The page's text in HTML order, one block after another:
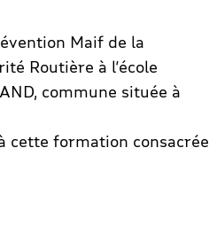
Maif de la
Routière à l’école
commune située à
cette formation consacrée